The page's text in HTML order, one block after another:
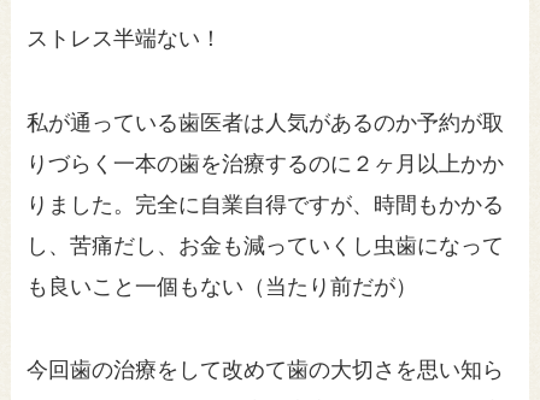
ストレス半端ない！
私が通っている歯医者は人気があるのか予約が取
りづらく一本の歯を治療するのに２ヶ月以上かか
りました。完全に自業自得ですが、時間もかかる
し、苦痛だし、お金も減っていくし虫歯になって
も良いこと一個もない（当たり前だが）
今回歯の治療をして改めて歯の大切さを思い知ら